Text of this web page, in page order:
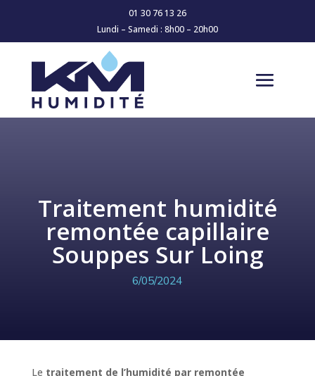
01 30 76 13 26
Lundi – Samedi : 8h00 – 20h00
Traitement humidité
remontée capillaire
Souppes Sur Loing
6/05/2024
Le traitement de l’humidité par remontée